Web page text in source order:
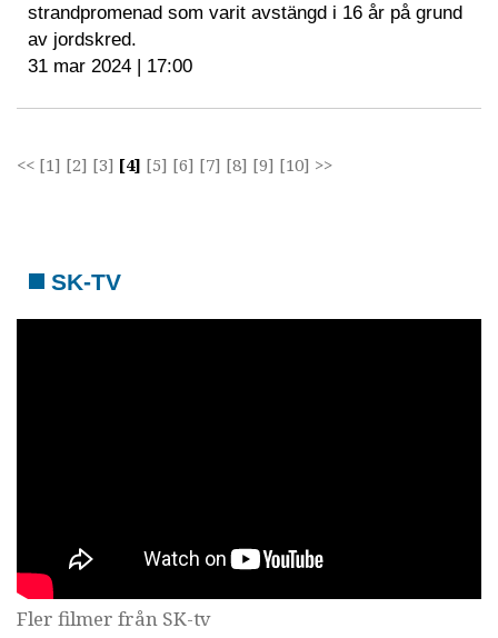
strandpromenad som varit avstängd i 16 år på grund
av jordskred.
31 mar 2024 | 17:00
<< [1] [2] [3] [4] [5] [6] [7] [8] [9] [10] >>
SK-TV
Fler filmer från SK-tv